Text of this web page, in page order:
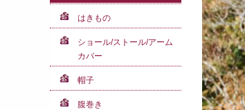
はきもの
ショール/ストール/アーム
カバー
帽子
腹巻き